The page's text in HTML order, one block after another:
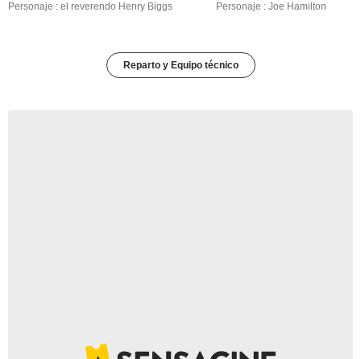
Personaje : el reverendo Henry Biggs Personaje : Joe Hamilton
Reparto y Equipo técnico